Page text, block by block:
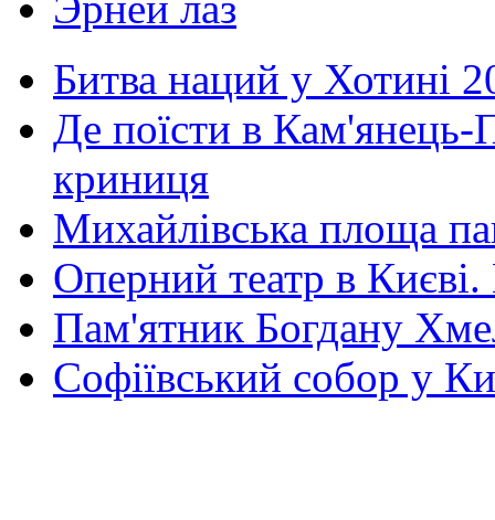
Битва наций у Хотині
Де поїсти в Кам'янець-
криниця
Михайлівська площа
Оперний театр в
Пам'ятник Богдану
Софіївський собор у